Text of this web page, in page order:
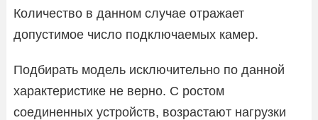
Количество в данном случае отражает
допустимое число подключаемых камер.
Подбирать модель исключительно по данной
характеристике не верно. С ростом
соединенных устройств, возрастают нагрузки